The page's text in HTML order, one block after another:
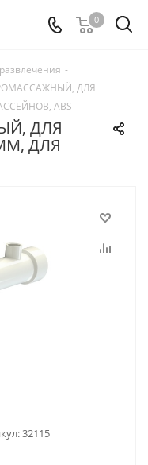
0
-
ДЛЯ
ABS
ДЛЯ
ДЛЯ
32115